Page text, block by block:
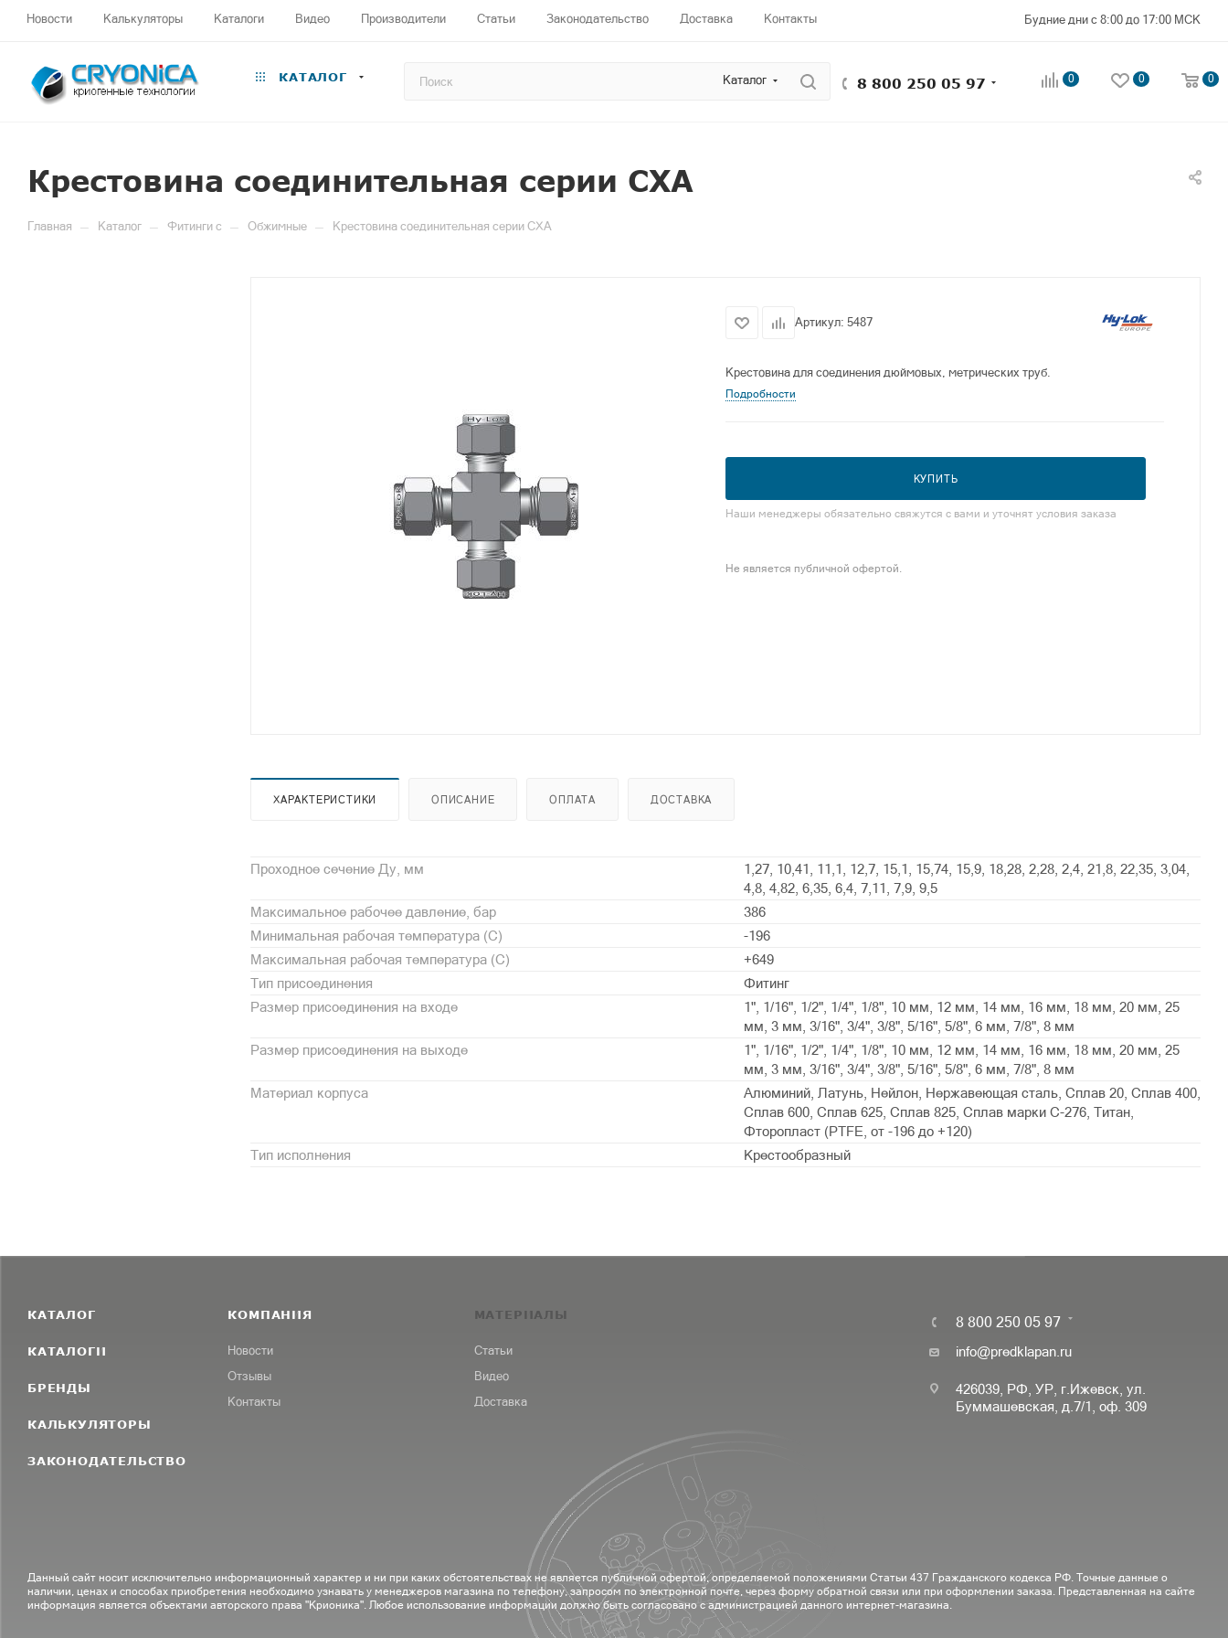
Новости Калькуляторы Каталоги Видео Производители Статьи Законодательство Доставка Контакты Будние дни с 8:00 до 17:00 МСК
КАТАЛОГ Каталог 8 800 250 05 97 0 0 0
Крестовина соединительная серии CXA
Главная — Каталог — Фитинги c — Обжимные — Крестовина соединительная серии CXA
Артикул: 5487
Крестовина для соединения дюймовых, метрических труб.
Подробности
КУПИТЬ
Наши менеджеры обязательно свяжутся с вами и уточнят условия заказа
Не является публичной офертой.
ХАРАКТЕРИСТИКИ ОПИСАНИЕ ОПЛАТА ДОСТАВКА
Проходное сечение Ду, мм
1,27, 10,41, 11,1, 12,7, 15,1, 15,74, 15,9, 18,28, 2,28, 2,4, 21,8, 22,35, 3,04,
4,8, 4,82, 6,35, 6,4, 7,11, 7,9, 9,5
Максимальное рабочее давление, бар
386
Минимальная рабочая температура (С)
-196
Максимальная рабочая температура (С)
+649
Тип присоединения
Фитинг
Размер присоединения на входе
1", 1/16", 1/2", 1/4", 1/8", 10 мм, 12 мм, 14 мм, 16 мм, 18 мм, 20 мм, 25
мм, 3 мм, 3/16", 3/4", 3/8", 5/16", 5/8", 6 мм, 7/8", 8 мм
Размер присоединения на выходе
1", 1/16", 1/2", 1/4", 1/8", 10 мм, 12 мм, 14 мм, 16 мм, 18 мм, 20 мм, 25
мм, 3 мм, 3/16", 3/4", 3/8", 5/16", 5/8", 6 мм, 7/8", 8 мм
Материал корпуса
Алюминий, Латунь, Нейлон, Нержавеющая сталь, Сплав 20, Сплав 400,
Сплав 600, Сплав 625, Сплав 825, Сплав марки С-276, Титан,
Фторопласт (PTFE, от -196 до +120)
Тип исполнения
Крестообразный
КАТАЛОГ
КАТАЛОГИ
БРЕНДЫ
КАЛЬКУЛЯТОРЫ
ЗАКОНОДАТЕЛЬСТВО
КОМПАНИЯ
Новости
Отзывы
Контакты
МАТЕРИАЛЫ
Статьи
Видео
Доставка
8 800 250 05 97
info@predklapan.ru
426039, РФ, УР, г.Ижевск, ул.
Буммашевская, д.7/1, оф. 309
Данный сайт носит исключительно информационный характер и ни при каких обстоятельствах не является публичной офертой, определяемой положениями Статьи 437 Гражданского кодекса РФ. Точные данные о
наличии, ценах и способах приобретения необходимо узнавать у менеджеров магазина по телефону, запросом по электронной почте, через форму обратной связи или при оформлении заказа. Представленная на сайте
информация является объектами авторского права "Крионика". Любое использование информации должно быть согласовано с администрацией данного интернет-магазина.